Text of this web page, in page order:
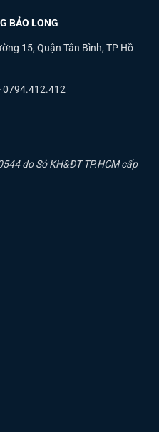
BẢO LONG
15, Quận Tân Bình, TP Hồ
0794.412.412
do Sở KH&ĐT TP.HCM cấp